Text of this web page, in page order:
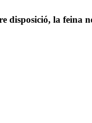
disposició, la feina